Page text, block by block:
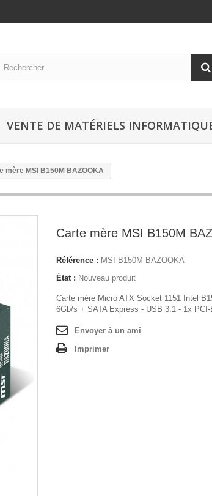
VENTE DE MATÉRIELS
mère MSI B150M BAZOOKA
Carte mère MSI B150M
Référence : MSI B150M BAZOOKA
État : Nouveau produit
Carte mère Micro ATX Socket 1151 Intel
6Gb/s + SATA Express - USB 3.1 - 1x
Envoyer à un ami
Imprimer